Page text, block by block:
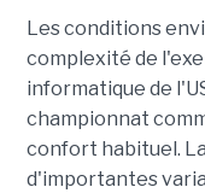
Les conditions
complexité de
informatique de
championnat
confort habituel.
d'importantes